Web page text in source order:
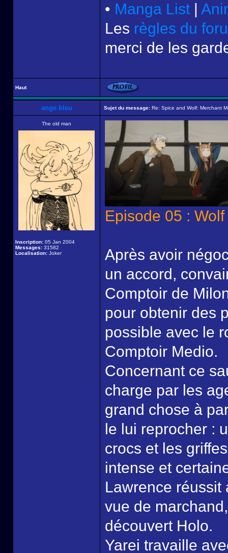
• Manga List |
Les règles du
merci de les
Haut
ange bleu Sujet du message: Re: Spice and Wolf: Merchant
The old man
Inscription: 05 Jan 2004
Messages: 31582
Localisation: Joker
Episode 05 :
Après avoir
un accord,
Comptoir de
pour obtenir des
possible avec le
Comptoir Medio.
Concernant ce
charge par les
grand chose à
le lui reprocher :
crocs et les
intense et
Lawrence réussit
vue de
découvert Holo.
Yarei travaille